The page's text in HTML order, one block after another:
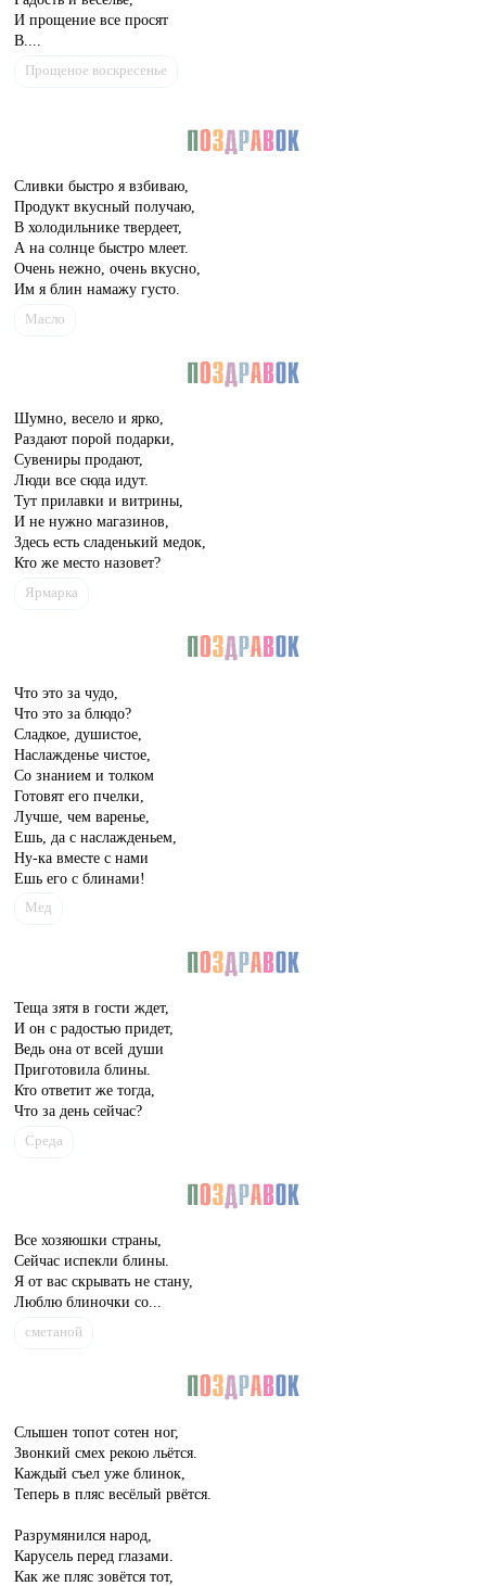
И прощение все просят
В....
Прощеное воскресенье
Сливки быстро я взбиваю,
Продукт вкусный получаю,
В холодильнике твердеет,
А на солнце быстро млеет.
Очень нежно, очень вкусно,
Им я блин намажу густо.
Масло
Шумно, весело и ярко,
Раздают порой подарки,
Сувениры продают,
Люди все сюда идут.
Тут прилавки и витрины,
И не нужно магазинов,
Здесь есть сладенький медок,
Кто же место назовет?
Ярмарка
Что это за чудо,
Что это за блюдо?
Сладкое, душистое,
Наслажденье чистое,
Со знанием и толком
Готовят его пчелки,
Лучше, чем варенье,
Ешь, да с наслажденьем,
Ну-ка вместе с нами
Ешь его с блинами!
Мед
Теща зятя в гости ждет,
И он с радостью придет,
Ведь она от всей души
Приготовила блины.
Кто ответит же тогда,
Что за день сейчас?
Среда
Все хозяюшки страны,
Сейчас испекли блины.
Я от вас скрывать не стану,
Люблю блиночки со...
сметаной
Слышен топот сотен ног,
Звонкий смех рекою льётся.
Каждый съел уже блинок,
Теперь в пляс весёлый рвётся.
Разрумянился народ,
Карусель перед глазами.
Как же пляс зовётся тот,